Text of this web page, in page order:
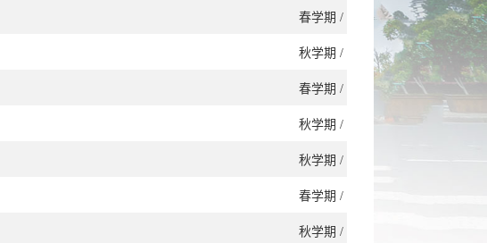
春学期 /
秋学期 /
春学期 /
秋学期 /
秋学期 /
春学期 /
秋学期 /